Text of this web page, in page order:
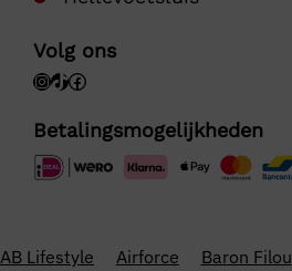
Volg ons
Betalingsmogelijkheden
AB Lifestyle Airforce Baron Filou